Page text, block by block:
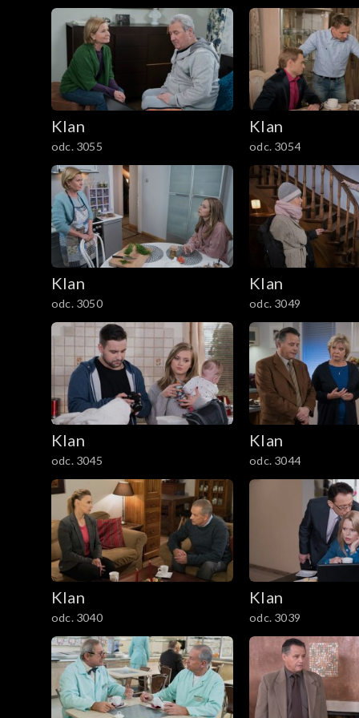
1101–1200
1001–1100
901–1000
801–900
701–800
601–700
501–600
401–500
301–400
201–300
101–200
1–100
Klan
odc. 3055
Klan
odc. 3054
Klan
odc. 3050
Klan
odc. 3049
Klan
odc. 3045
Klan
odc. 3044
Klan
odc. 3040
Klan
odc. 3039